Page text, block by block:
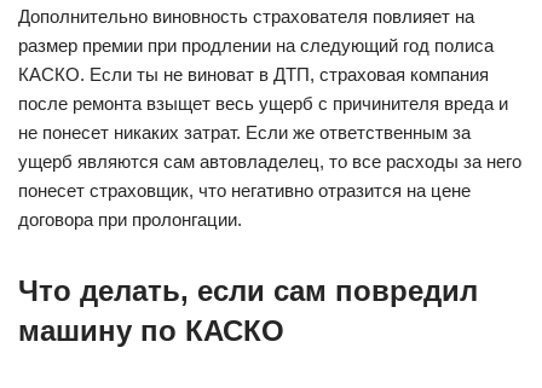
Дополнительно виновность страхователя повлияет на
размер премии при продлении на следующий год полиса
КАСКО. Если ты не виноват в ДТП, страховая компания
после ремонта взыщет весь ущерб с причинителя вреда и
не понесет никаких затрат. Если же ответственным за
ущерб являются сам автовладелец, то все расходы за него
понесет страховщик, что негативно отразится на цене
договора при пролонгации.
Что делать, если сам повредил
машину по КАСКО